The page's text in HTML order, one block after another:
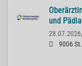
und
28.07.2026,
9006